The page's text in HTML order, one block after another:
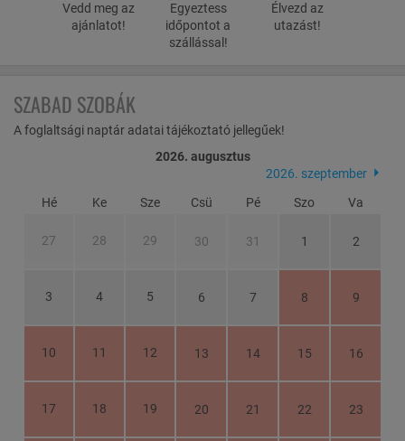
Vedd meg az
ajánlatot!
Egyeztess
időpontot a
szállással!
Élvezd az
utazást!
SZABAD SZOBÁK
A foglaltsági naptár adatai tájékoztató jellegűek!
2026. augusztus
2026. szeptember
Hé
Ke Sze Csü Pé Szo Va
27 28 29 30 31 1 2
3 4 5 6 7 8 9
10 11 12 13 14 15 16
17 18 19 20 21 22 23